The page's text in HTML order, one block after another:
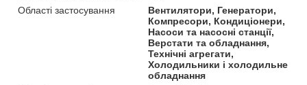
Області застосування
Вентилятори, Генератори,
Компресори, Кондиціонери,
Насоси та насосні станції,
Верстати та обладнання,
Технічні агрегати,
Холодильники і холодильне
обладнання